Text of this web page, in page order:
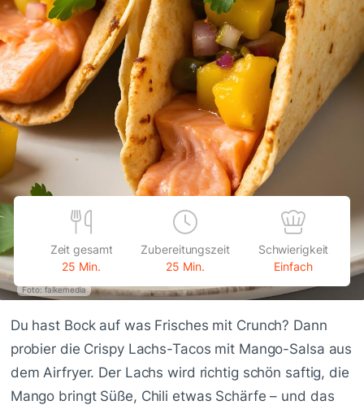
Foto: falkemedia
Zeit gesamt
25 Min.
Zubereitungszeit
25 Min.
Schwierigkeit
Einfach
Du hast Bock auf was Frisches mit Crunch? Dann
probier die Crispy Lachs-Tacos mit Mango-Salsa aus
dem Airfryer. Der Lachs wird richtig schön saftig, die
Mango bringt Süße, Chili etwas Schärfe – und das